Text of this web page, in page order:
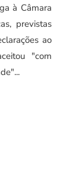
à Câmara
previstas
ao
"com